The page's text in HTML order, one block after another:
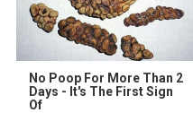
No Poop For More Than 2
Days - It's The First Sign
Of